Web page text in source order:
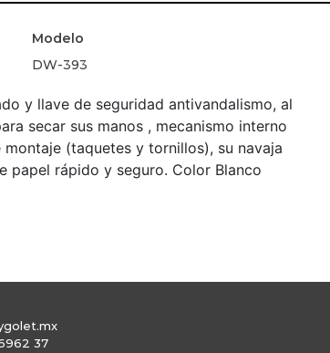
Modelo
DW-393
y llave de seguridad antivandalismo, al
secar sus manos , mecanismo interno
(taquetes y tornillos), su navaja
papel rápido y seguro. Color Blanco
37